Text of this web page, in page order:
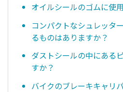
オイルシールのゴムに使
コンパクトなシュレッタ
るものはありますか？
ダストシールの中にある
すか？
バイクのブレーキキャリ